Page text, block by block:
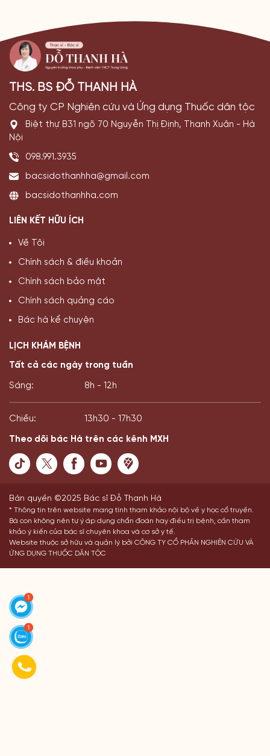
THS. BS ĐỖ THANH HÀ
Công ty CP Nghiên cứu và Ứng dụng Thuốc dân tộc
Biệt thự B31 ngõ 70 Nguyễn Thị Định, Thanh Xuân - Hà
Nội
098.991.3935
bacsidothanhha@gmail.com
bacsidothanhha.com
LIÊN KẾT HỮU ÍCH
Về Tôi
Chính sách & điều khoản
Chính sách bảo mật
Chính sách quảng cáo
Bác hà kể chuyện
LỊCH KHÁM BỆNH
Tất cả các ngày trong tuần
Sáng: 8h - 12h
Chiều: 13h30 - 17h30
Theo dõi bác Hà trên các kênh MXH
Bản quyền ©2025 Bác sĩ Đỗ Thanh Hà
* Thông tin trên website mang tính tham khảo nội bộ về y học cổ truyền.
Bà con không nên tự ý áp dụng chẩn đoán hay điều trị bệnh, cần tham
khảo ý kiến của bác sĩ chuyên khoa và cơ sở y tế.
Website thuộc sở hữu và quản lý bởi CÔNG TY CỔ PHẦN NGHIÊN CỨU VÀ
ỨNG DỤNG THUỐC DÂN TỘC